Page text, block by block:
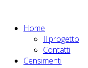
Home
Il progetto
Contatti
Censimenti